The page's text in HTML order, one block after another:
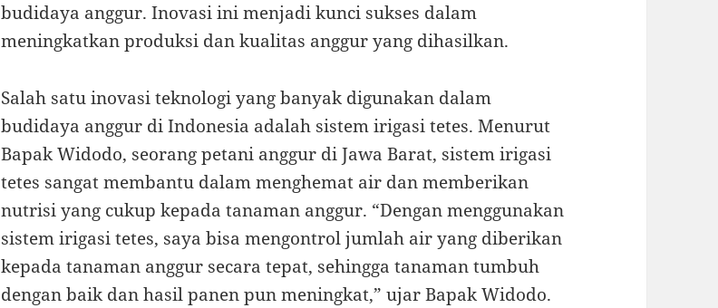
budidaya anggur. Inovasi ini menjadi kunci sukses dalam
meningkatkan produksi dan kualitas anggur yang dihasilkan.
Salah satu inovasi teknologi yang banyak digunakan dalam
budidaya anggur di Indonesia adalah sistem irigasi tetes. Menurut
Bapak Widodo, seorang petani anggur di Jawa Barat, sistem irigasi
tetes sangat membantu dalam menghemat air dan memberikan
nutrisi yang cukup kepada tanaman anggur. “Dengan menggunakan
sistem irigasi tetes, saya bisa mengontrol jumlah air yang diberikan
kepada tanaman anggur secara tepat, sehingga tanaman tumbuh
dengan baik dan hasil panen pun meningkat,” ujar Bapak Widodo.